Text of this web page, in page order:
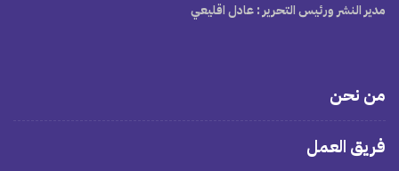
مدير النشر ورئيس التحرير: عادل اقليعي
من نحن
فريق العمل